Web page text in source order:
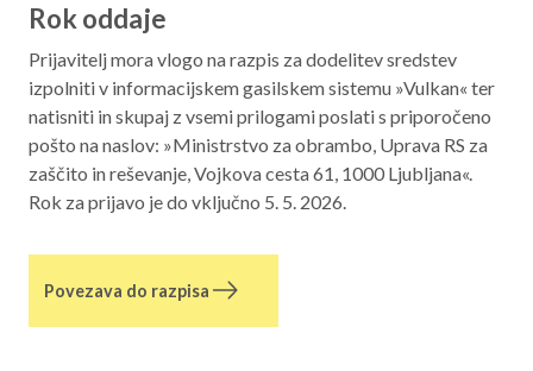
Rok oddaje
Prijavitelj mora vlogo na razpis za dodelitev sredstev
izpolniti v informacijskem gasilskem sistemu »Vulkan« ter
natisniti in skupaj z vsemi prilogami poslati s priporočeno
pošto na naslov: »Ministrstvo za obrambo, Uprava RS za
zaščito in reševanje, Vojkova cesta 61, 1000 Ljubljana«.
Rok za prijavo je do vključno 5. 5. 2026.
Povezava do razpisa